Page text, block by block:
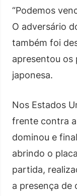
“Podemos
O adversário
também foi
apresentou os
japonesa.
Nos Estados
frente contra
dominou e
abrindo o
partida,
a presença de